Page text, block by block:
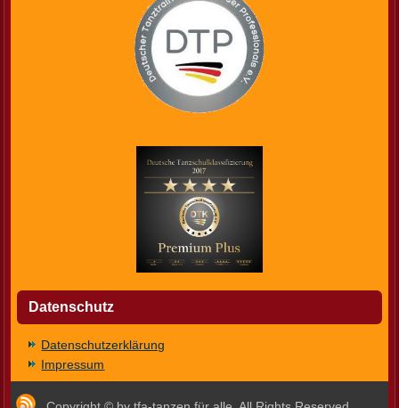
Datenschutz
Datenschutzerklärung
Impressum